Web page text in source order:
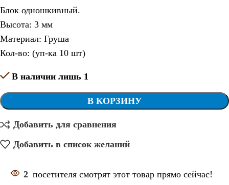
Блок одношкивный.
Высота: 3 мм
Материал: Груша
Кол-во: (уп-ка 10 шт)
В наличии лишь 1
В КОРЗИНУ
Добавить для сравнения
Добавить в список желаний
2 посетителя смотрят этот товар прямо сейчас!